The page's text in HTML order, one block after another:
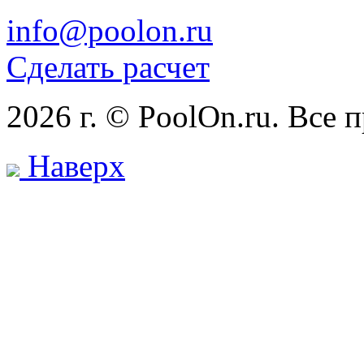
info@poolon.ru
Сделать расчет
2026 г. © PoolOn.ru. Все
Наверх